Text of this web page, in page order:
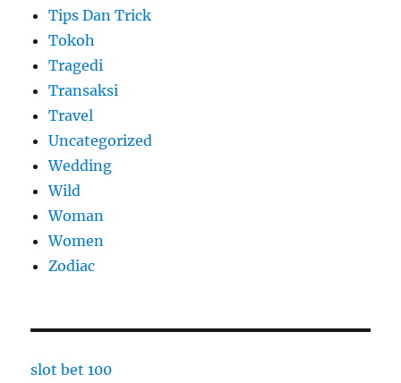
Tips Dan Trick
Tokoh
Tragedi
Transaksi
Travel
Uncategorized
Wedding
Wild
Woman
Women
Zodiac
slot bet 100